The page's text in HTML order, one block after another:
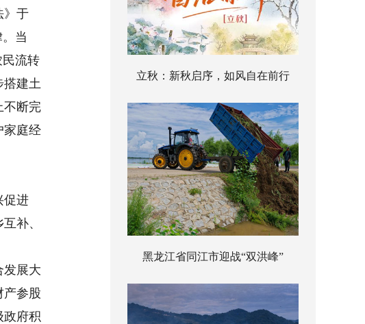
》于
当
流转
搭建土
不断完
家庭经
促进
补、
展大
产参股
政府积
立秋：新秋启序，如风自在前行
黑龙江省同江市迎战“双洪峰”